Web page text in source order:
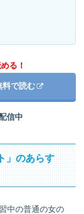
る！
料で読む
信中
」のあらす
中の普通の女の